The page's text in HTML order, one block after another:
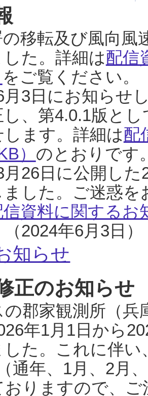
移転及び風向風
た。詳細は配信
をご覧ください。
月3日にお知らせ
し、第4.0.1版と
ます。詳細は配
） のとおりです
月26日に公開し
ました。ご迷惑
信資料に関するお
2024年6月3日）
知らせ
正のお知らせ
の郡家観測所（
年1月1日から
た。これに伴い
通年、1月、2月
おりますので、